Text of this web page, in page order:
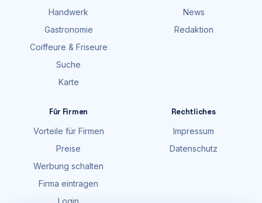
Handwerk
Gastronomie
Coiffeure & Friseure
Suche
Karte
News
Redaktion
Für Firmen
Vorteile für Firmen
Preise
Werbung schalten
Firma eintragen
Login
Rechtliches
Impressum
Datenschutz